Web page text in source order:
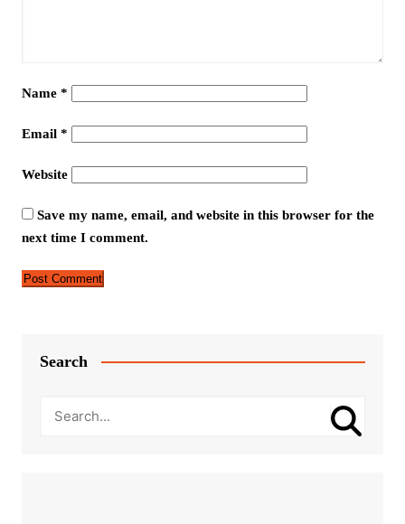
Name *
Email *
Website
Save my name, email, and website in this browser for the
next time I comment.
Search